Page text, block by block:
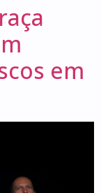
em